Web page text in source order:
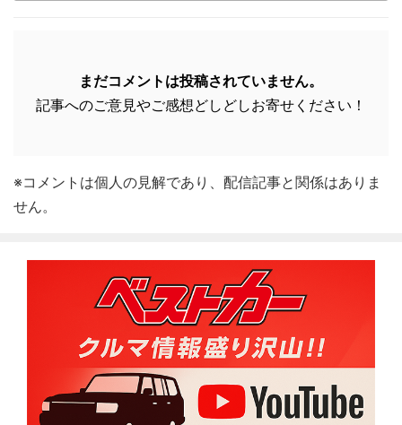
まだコメントは投稿されていません。
記事へのご意見やご感想どしどしお寄せください！
※コメントは個人の見解であり、配信記事と関係はありま
せん。